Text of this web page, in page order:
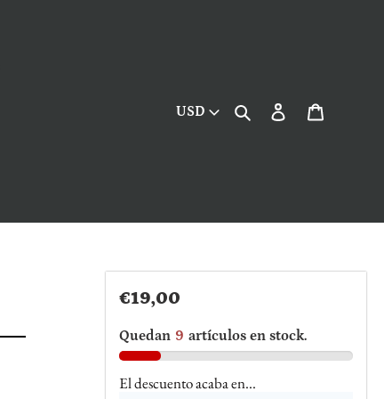
USD Buscar Ingresar
Precio
habitual
€19,00
Quedan 9 artículos en stock.
El descuento acaba en...